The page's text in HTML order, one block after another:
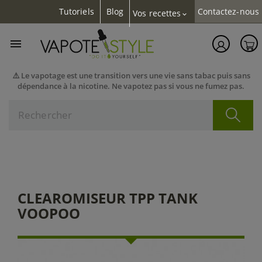
Tutoriels Blog Vos recettes expand_more Contactez-nous
⚠️ Le vapotage est une transition vers une vie sans tabac puis sans
dépendance à la nicotine. Ne vapotez pas si vous ne fumez pas.

CLEAROMISEUR TPP TANK
VOOPOO